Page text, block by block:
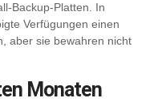
Backup-Platten. In
Verfügungen einen
aber sie bewahren nicht
Monaten